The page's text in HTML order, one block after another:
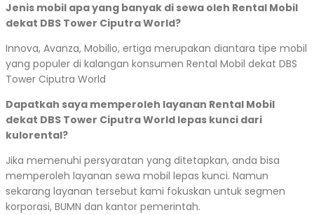
Jenis mobil apa yang banyak di sewa oleh Rental Mobil
dekat DBS Tower Ciputra World?
Innova, Avanza, Mobilio, ertiga merupakan diantara tipe mobil
yang populer di kalangan konsumen Rental Mobil dekat DBS
Tower Ciputra World
Dapatkah saya memperoleh layanan Rental Mobil
dekat DBS Tower Ciputra World lepas kunci dari
kulorental?
Jika memenuhi persyaratan yang ditetapkan, anda bisa
memperoleh layanan sewa mobil lepas kunci. Namun
sekarang layanan tersebut kami fokuskan untuk segmen
korporasi, BUMN dan kantor pemerintah.